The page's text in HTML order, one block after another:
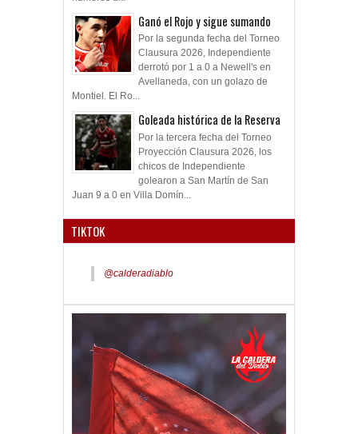
Ganó el Rojo y sigue sumando
Por la segunda fecha del Torneo
Clausura 2026, Independiente
derrotó por 1 a 0 a Newell's en
Goleada histórica de la Reserva
Por la tercera fecha del Torneo
Proyección Clausura 2026, los
chicos de Independiente
golearon a San Martín de San
TIKTOK